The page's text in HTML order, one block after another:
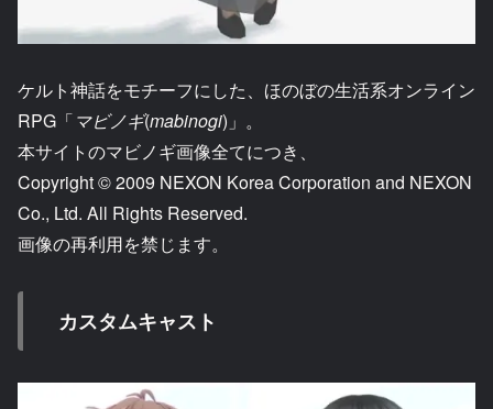
ケルト神話をモチーフにした、ほのぼの生活系オンライン
RPG「マビノギ(​mabinogi)」。
本サイトのマビノギ画像全てにつき、
Copyright © 2009 NEXON Korea Corporation and NEXON
Co., Ltd. All Rights Reserved.
画像の再利用を禁じます。
カスタムキャスト